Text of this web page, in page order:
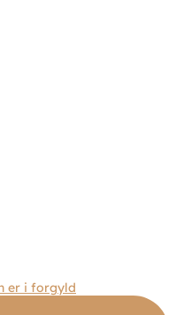
er i forgyld